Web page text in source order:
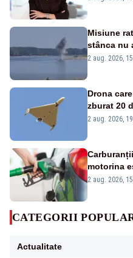
Misiune
stânca nu
detonările
2 aug. 2026,
Drona
zburat 20
României.
2 aug. 2026,
motorina
2 aug. 2026,
CATEGORII
Actualitate